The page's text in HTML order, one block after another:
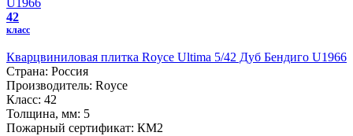
42
класс
Кварцвиниловая плитка Royce Ultima 5/42 Дуб Бендиго U1966
Страна: Россия
Производитель: Royce
Класс: 42
Толщина, мм: 5
Пожарный сертификат: КМ2